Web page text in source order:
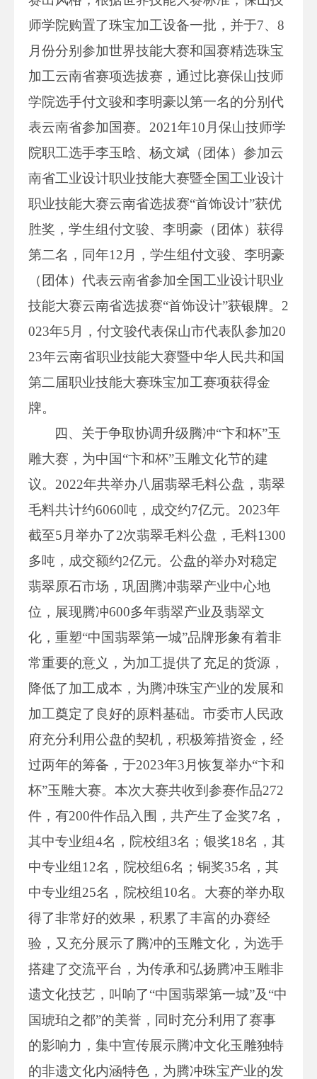
师学院购置了珠宝加工设备一批，并于7、8
月份分别参加世界技能大赛和国赛精选珠宝
加工云南省赛项选拔赛，通过比赛保山技师
学院选手付文骏和李明豪以第一名的分别代
表云南省参加国赛。2021年10月保山技师学
院职工选手李玉晗、杨文斌（团体）参加云
南省工业设计职业技能大赛暨全国工业设计
职业技能大赛云南省选拔赛“首饰设计”获优
胜奖，学生组付文骏、李明豪（团体）获得
第二名，同年12月，学生组付文骏、李明豪
（团体）代表云南省参加全国工业设计职业
技能大赛云南省选拔赛“首饰设计”获银牌。2
023年5月，付文骏代表保山市代表队参加20
23年云南省职业技能大赛暨中华人民共和国
第二届职业技能大赛珠宝加工赛项获得金
牌。
四、关于争取协调升级腾冲“卞和杯”玉
雕大赛，为中国“卞和杯”玉雕文化节的建
议。2022年共举办八届翡翠毛料公盘，翡翠
毛料共计约6060吨，成交约7亿元。2023年
截至5月举办了2次翡翠毛料公盘，毛料1300
多吨，成交额约2亿元。公盘的举办对稳定
翡翠原石市场，巩固腾冲翡翠产业中心地
位，展现腾冲600多年翡翠产业及翡翠文
化，重塑“中国翡翠第一城”品牌形象有着非
常重要的意义，为加工提供了充足的货源，
降低了加工成本，为腾冲珠宝产业的发展和
加工奠定了良好的原料基础。市委市人民政
府充分利用公盘的契机，积极筹措资金，经
过两年的筹备，于2023年3月恢复举办“卞和
杯”玉雕大赛。本次大赛共收到参赛作品272
件，有200件作品入围，共产生了金奖7名，
其中专业组4名，院校组3名；银奖18名，其
中专业组12名，院校组6名；铜奖35名，其
中专业组25名，院校组10名。大赛的举办取
得了非常好的效果，积累了丰富的办赛经
验，又充分展示了腾冲的玉雕文化，为选手
搭建了交流平台，为传承和弘扬腾冲玉雕非
遗文化技艺，叫响了“中国翡翠第一城”及“中
国琥珀之都”的美誉，同时充分利用了赛事
的影响力，集中宣传展示腾冲文化玉雕独特
的非遗文化内涵特色，为腾冲珠宝产业的发